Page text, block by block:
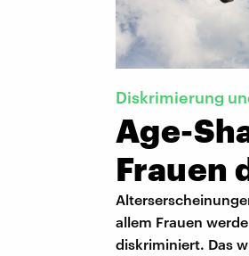
Diskrimierung
Age-
Frauen
allem Frauen
diskriminiert. Das